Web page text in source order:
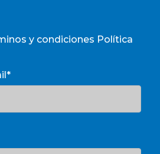
y condiciones Política